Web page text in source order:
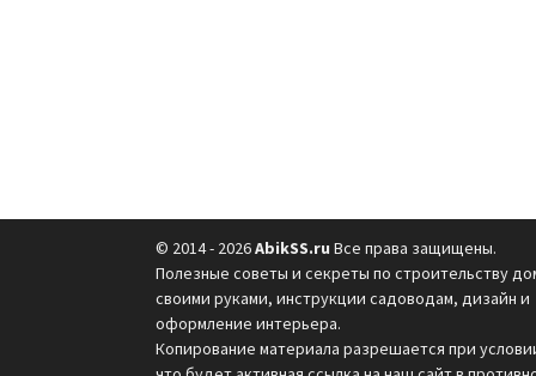
© 2014 - 2026AbikSS.ru Все права защищены.
Полезные советы и секреты по строительству
своими руками, инструкции садоводам, дизайн и
оформление интерьера.
Копирование материала разрешается при